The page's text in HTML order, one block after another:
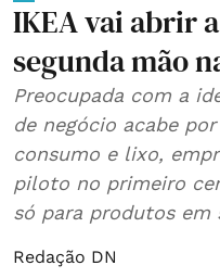
IKEA vai abrir
segunda mão
Preocupada com a
de negócio acabe
consumo e lixo,
piloto no primeiro
só para produtos em
Redação DN